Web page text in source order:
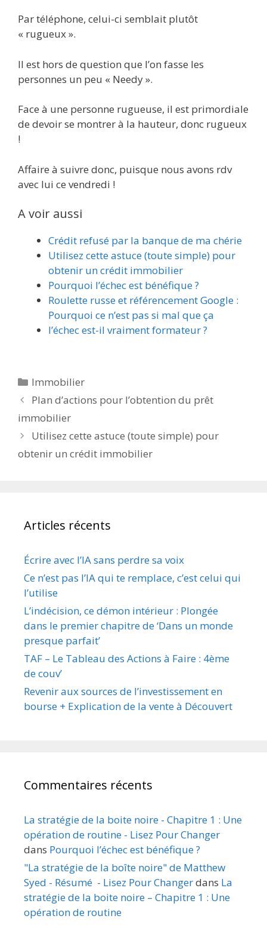
Par téléphone, celui-ci semblait plutôt
« rugueux ».
Il est hors de question que l’on fasse les
personnes un peu « Needy ».
Face à une personne rugueuse, il est primordiale
de devoir se montrer à la hauteur, donc rugueux
!
Affaire à suivre donc, puisque nous avons rdv
avec lui ce vendredi !
A voir aussi
Crédit refusé par la banque de ma chérie
Utilisez cette astuce (toute simple) pour
obtenir un crédit immobilier
Pourquoi l’échec est bénéfique ?
Roulette russe et référencement Google :
Pourquoi ce n’est pas si mal que ça
l’échec est-il vraiment formateur ?
Catégories
Immobilier
Plan d’actions pour l’obtention du prêt
immobilier
Utilisez cette astuce (toute simple) pour
obtenir un crédit immobilier
Articles récents
Écrire avec l’IA sans perdre sa voix
Ce n’est pas l’IA qui te remplace, c’est celui qui
l’utilise
L’indécision, ce démon intérieur : Plongée
dans le premier chapitre de ‘Dans un monde
presque parfait’
TAF – Le Tableau des Actions à Faire : 4ème
de couv’
Revenir aux sources de l’investissement en
bourse + Explication de la vente à Découvert
Commentaires récents
La stratégie de la boite noire - Chapitre 1 : Une
opération de routine - Lisez Pour Changer
dans Pourquoi l’échec est bénéfique ?
"La stratégie de la boîte noire" de Matthew
Syed - Résumé - Lisez Pour Changerdans La
stratégie de la boite noire – Chapitre 1 : Une
opération de routine